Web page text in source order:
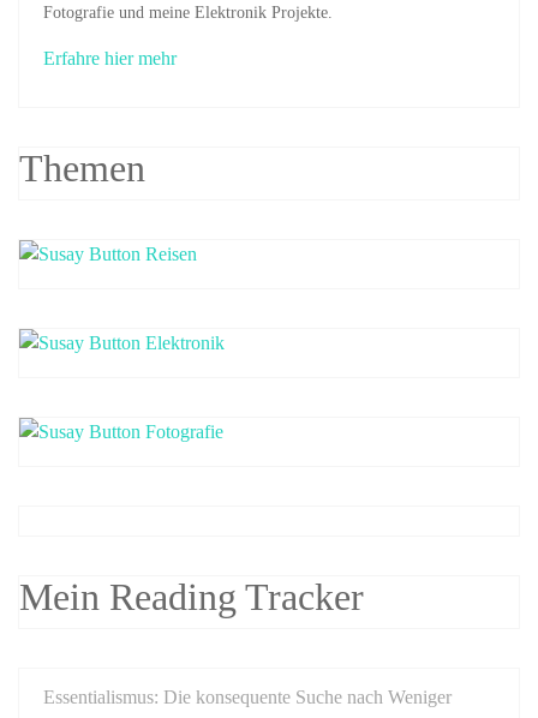
Fotografie und meine Elektronik Projekte.
Erfahre hier mehr
Themen
Mein Reading Tracker
Essentialismus: Die konsequente Suche nach Weniger